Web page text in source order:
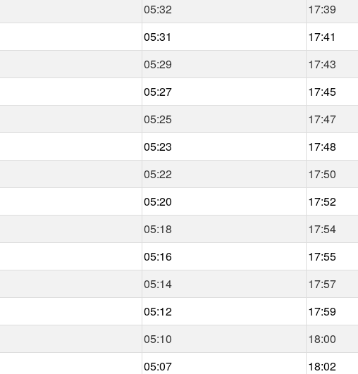
05:32
17:39
05:31
17:41
05:29
17:43
05:27
17:45
05:25
17:47
05:23
17:48
05:22
17:50
05:20
17:52
05:18
17:54
05:16
17:55
05:14
17:57
05:12
17:59
05:10
18:00
05:07 18:02